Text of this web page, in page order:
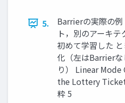
5.
Barrierの実際の例
ト，別のアーキ
初めて学習した
化（左はBarrier
り） Linear
the Lottery
粋 5